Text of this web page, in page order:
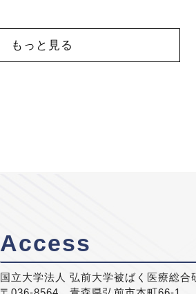
もっと見る
Access
国立大学法人 弘前大学被ばく医療総合